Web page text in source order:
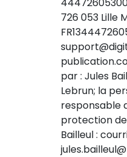
726 053 Lille
par : Jules
Lebrun; la
responsable
protection
Bailleul :